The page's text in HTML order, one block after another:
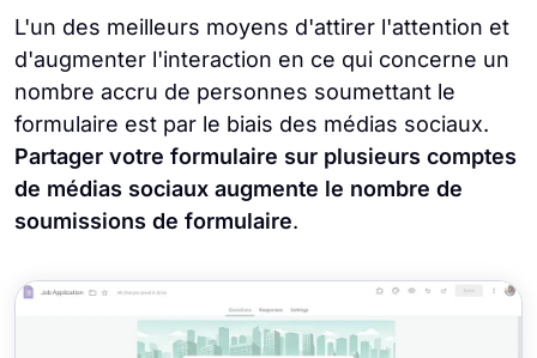
L'un des meilleurs moyens d'attirer l'attention et
d'augmenter l'interaction en ce qui concerne un
nombre accru de personnes soumettant le
formulaire est par le biais des médias sociaux.
Partager votre formulaire sur plusieurs comptes
de médias sociaux augmente le nombre de
soumissions de formulaire.